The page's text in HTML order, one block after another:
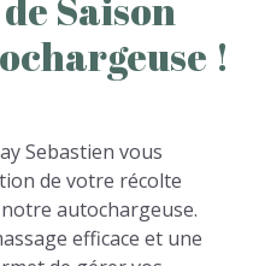
!
Sebastien vous
de votre récolte
autochargeuse.
efficace et une